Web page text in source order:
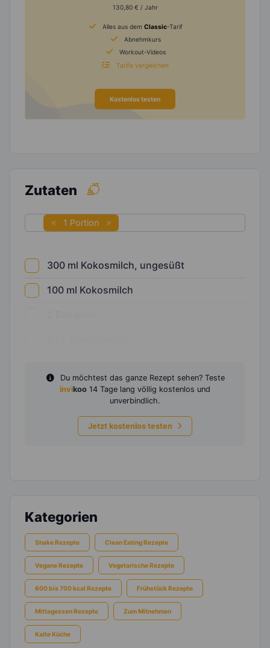
130,80 € / Jahr
Alles aus dem Classic-Tarif
Abnehmkurs
Workout-Videos
Tarife vergleichen
Kostenlos testen
Zutaten
1 Portion
300 ml Kokosmilch, ungesüßt
100 ml Kokosmilch
Du möchtest das ganze Rezept sehen? Teste
invikoo 14 Tage lang völlig kostenlos und
unverbindlich.
Jetzt kostenlos testen
Kategorien
Shake Rezepte Clean Eating Rezepte
Vegane Rezepte Vegetarische Rezepte
600 bis 700 kcal Rezepte Frühstück Rezepte
Mittagessen Rezepte Zum Mitnehmen
Kalte Küche